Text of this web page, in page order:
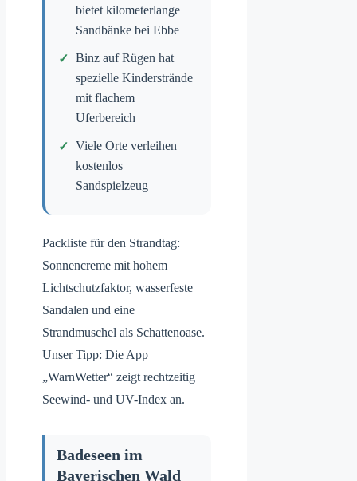
bietet kilometerlange
Sandbänke bei Ebbe
Binz auf Rügen hat
spezielle Kinderstrände
mit flachem
Uferbereich
Viele Orte verleihen
kostenlos
Sandspielzeug
Packliste für den Strandtag:
Sonnencreme mit hohem
Lichtschutzfaktor, wasserfeste
Sandalen und eine
Strandmuschel als Schattenoase.
Unser Tipp: Die App
„WarnWetter“ zeigt rechtzeitig
Seewind- und UV-Index an.
Badeseen im
Bayerischen Wald